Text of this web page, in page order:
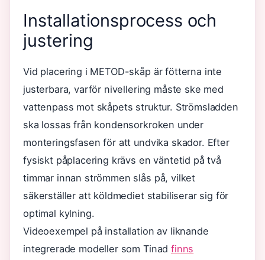
Installationsprocess och
justering
Vid placering i METOD-skåp är fötterna inte
justerbara, varför nivellering måste ske med
vattenpass mot skåpets struktur. Strömsladden
ska lossas från kondensorkroken under
monteringsfasen för att undvika skador. Efter
fysiskt påplacering krävs en väntetid på två
timmar innan strömmen slås på, vilket
säkerställer att köldmediet stabiliserar sig för
optimal kylning.
Videoexempel på installation av liknande
integrerade modeller som Tinadfinns